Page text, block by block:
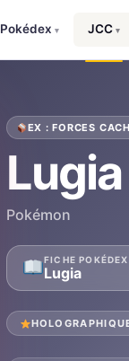
Pokédex ▾ JCC ▾
EX : FORCES
Pokémon
FICHE POKÉDEX
Lugia